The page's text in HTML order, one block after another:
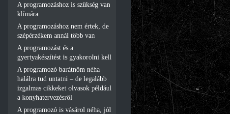
A programozáshoz is szükség van
klímára
A programozáshoz nem értek, de
szépérzékem annál több van
A programozást és a
gyertyakészítést is gyakorolni kell
A programozó barátnőm néha
halálra tud untatni – de legalább
izgalmas cikkeket olvasok például
a konyhatervezésről
A programozó is vásárol néha, jól